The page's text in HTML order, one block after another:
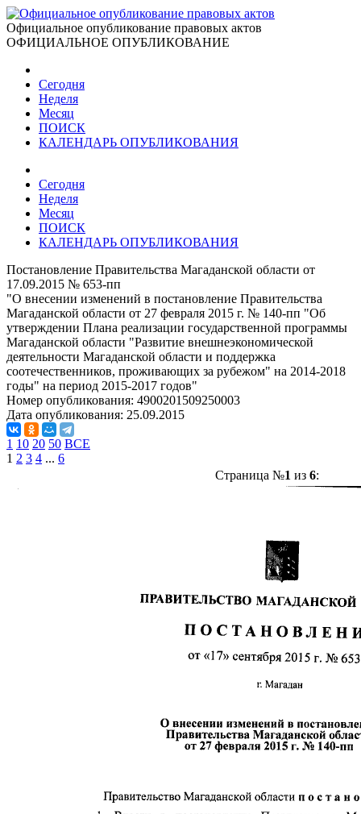
Официальное опубликование правовых актов
ОФИЦИАЛЬНОЕ ОПУБЛИКОВАНИЕ
Сегодня
Неделя
Месяц
ПОИСК
КАЛЕНДАРЬ ОПУБЛИКОВАНИЯ
Сегодня
Неделя
Месяц
ПОИСК
КАЛЕНДАРЬ ОПУБЛИКОВАНИЯ
Постановление Правительства Магаданской области от
17.09.2015 № 653-пп
"О внесении изменений в постановление Правительства
Магаданской области от 27 февраля 2015 г. № 140-пп "Об
утверждении Плана реализации государственной программы
Магаданской области "Развитие внешнеэкономической
деятельности Магаданской области и поддержка
соотечественников, проживающих за рубежом" на 2014-2018
годы" на период 2015-2017 годов"
Номер опубликования: 4900201509250003
Дата опубликования: 25.09.2015
1 10 20 50 ВСЕ
1 2 3 4 ... 6
Страница №1 из 6: